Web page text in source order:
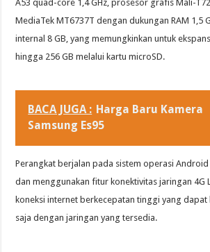
A53 quad-core 1,4 GHz, prosesor grafis Mali-
MediaTek MT6737T dengan dukungan RAM 1,5
internal 8 GB, yang memungkinkan untuk
hingga 256 GB melalui kartu microSD.
BACA JUGA : Harga Baru Kamera
Samsung Es95
Perangkat berjalan pada sistem operasi
dan menggunakan fitur konektivitas jaringan 4G
koneksi internet berkecepatan tinggi yang
saja dengan jaringan yang tersedia.